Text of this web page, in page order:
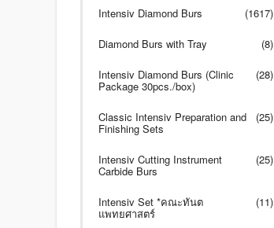
Intensiv Diamond Burs (1617)
Diamond Burs with Tray (8)
Intensiv Diamond Burs (Clinic
Package 30pcs./box)
(28)
Classic Intensiv Preparation and
Finishing Sets
(25)
Intensiv Cutting Instrument
Carbide Burs
(25)
Intensiv Set *คณะทันต
แพทยศาสตร์
(11)